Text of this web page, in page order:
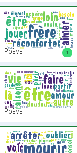
1
Poème:
Poème: